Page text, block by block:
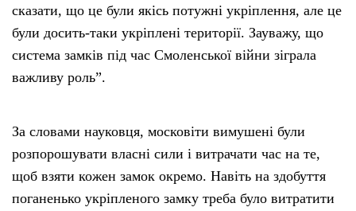
сказати, що це були якісь потужні укріплення, але це
були досить-таки укріплені території. Зауважу, що
система замків під час Смоленської війни зіграла
важливу роль”.
За словами науковця, московіти вимушені були
розпорошувати власні сили і витрачати час на те,
щоб взяти кожен замок окремо. Навіть на здобуття
поганенько укріпленого замку треба було витратити